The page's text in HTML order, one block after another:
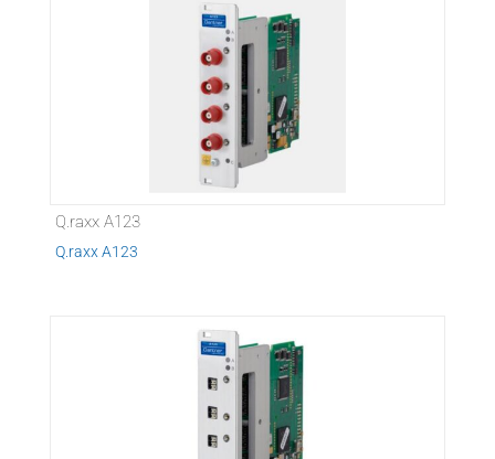
Q.raxx A123
Q.raxx A123